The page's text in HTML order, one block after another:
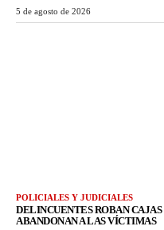
5 de agosto de 2026
POLICIALES Y JUDICIALES
DELINCUENTES ROBAN
ABANDONAN A LAS VÍCTIMAS